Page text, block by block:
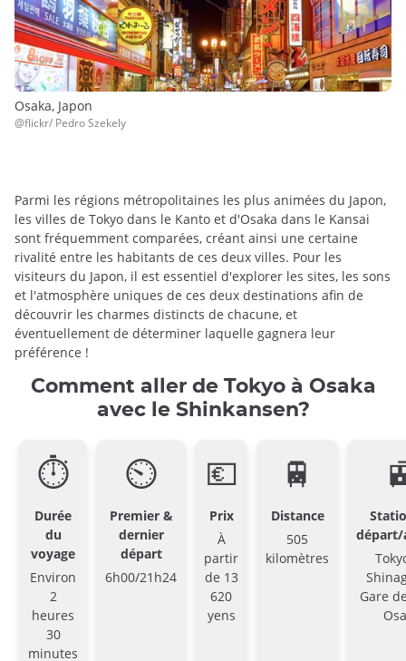
Osaka, Japon
@flickr/ Pedro Szekely
Parmi les régions métropolitaines les plus animées du Japon,
les villes de Tokyo dans le Kanto et d'Osaka dans le Kansai
sont fréquemment comparées, créant ainsi une certaine
rivalité entre les habitants de ces deux villes. Pour les
visiteurs du Japon, il est essentiel d'explorer les sites, les sons
et l'atmosphère uniques de ces deux destinations afin de
découvrir les charmes distincts de chacune, et
éventuellement de déterminer laquelle gagnera leur
préférence !
Comment aller de Tokyo à Osaka
avec le Shinkansen?
⏱
Durée
du
voyage
Environ
2
heures
30
minutes
⏲
Premier &
dernier
départ
6h00/21h24
💶
Prix
À
partir
de 13
620
yens
🚆
Distance
505
kilomètres
départ/
Gare